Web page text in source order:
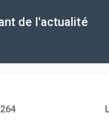
de l'actualité